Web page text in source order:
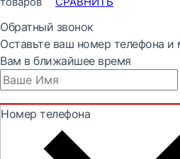
Обратный звонок
Оставьте ваш номер телефона
Вам в ближайшее время
Номер телефона